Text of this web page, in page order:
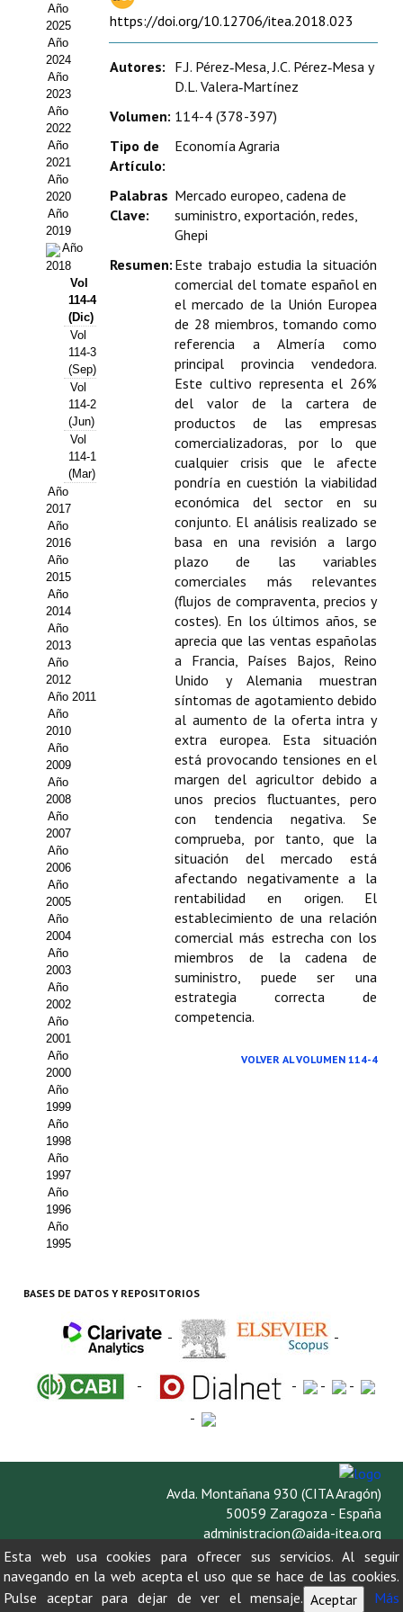
Estatutos
Hacerse socio
Noticias
Galería de Fotos
Web AIDA 2.0
REVISTA ITEA
Presentación ITEA
Equipo Editorial
Leer revista ITEA
Directrices para autores/as
Políticas Editoriales
Propuesta Volumen Especial
Sello Calidad FECYT
Premio Prensa Agraria
Buscador de Artículos
JORNADAS AIDA
Presentación Jornadas
Comunicaciones
Jornadas PAM 2026
Premio Jóvenes Investigadores
Buscador de Comunicaciones
Buscador de Comunicaciones
CONTACTO
BUSCADOR
Año
2025
Año
2024
Año
2023
Año
2022
Año
2021
Año
2020
Año
2019
Año
2018
Vol
114-4
(Dic)
Vol
114-3
(Sep)
Vol
114-2
(Jun)
Vol
114-1
(Mar)
Año
2017
Año
2016
Año
2015
Año
2014
Año
2013
Año
2012
Año 2011
Año
2010
Año
2009
Año
2008
Año
2007
Año
2006
Año
2005
Año
2004
Año
2003
Año
2002
Año
2001
Año
2000
Año
1999
Año
1998
Año
1997
Año
1996
Año
1995
https://doi.org/10.12706/itea.2018.023
Autores: F.J. Pérez‑Mesa, J.C. Pérez‑Mesa y
D.L. Valera‑Martínez
Volumen: 114-4 (378-397)
Tipo de
Artículo:
Economía Agraria
Palabras
Clave:
Mercado europeo, cadena de
suministro, exportación, redes,
Ghepi
Resumen: Este trabajo estudia la situación
comercial del tomate español en
el mercado de la Unión Europea
de 28 miembros, tomando como
referencia a Almería como
principal provincia vendedora.
Este cultivo representa el 26%
del valor de la cartera de
productos de las empresas
comercializadoras, por lo que
cualquier crisis que le afecte
pondría en cuestión la viabilidad
económica del sector en su
conjunto. El análisis realizado se
basa en una revisión a largo
plazo de las variables
comerciales más relevantes
(flujos de compraventa, precios y
costes). En los últimos años, se
aprecia que las ventas españolas
a Francia, Países Bajos, Reino
Unido y Alemania muestran
síntomas de agotamiento debido
al aumento de la oferta intra y
extra europea. Esta situación
está provocando tensiones en el
margen del agricultor debido a
unos precios fluctuantes, pero
con tendencia negativa. Se
comprueba, por tanto, que la
situación del mercado está
afectando negativamente a la
rentabilidad en origen. El
establecimiento de una relación
comercial más estrecha con los
miembros de la cadena de
suministro, puede ser una
estrategia correcta de
competencia.
VOLVER AL VOLUMEN 114-4
BASES DE DATOS Y REPOSITORIOS
- -
- - -
-
-
Avda. Montañana 930 (CITA Aragón)
50059 Zaragoza - España
administracion@aida-itea.org
976 716 305
Esta web usa cookies para ofrecer sus servicios. Al seguir
navegando en la web acepta el uso que se hace de las cookies.
Pulse aceptar para dejar de ver el mensaje. Aceptar Más